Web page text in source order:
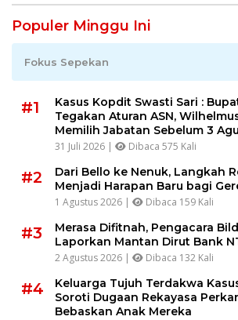
Populer Minggu Ini
Fokus Sepekan
#1
Kasus Kopdit Swasti Sari :
Tegakan Aturan ASN,
Memilih Jabatan Sebelum 3
31 Juli 2026 | Dibaca 575 Kali
#2
Dari Bello ke Nenuk, Langkah
Menjadi Harapan Baru bagi
1 Agustus 2026 | Dibaca 159 Kali
#3
Merasa Difitnah, Pengacara
Laporkan Mantan Dirut Bank
2 Agustus 2026 | Dibaca 132 Kali
#4
Keluarga Tujuh Terdakwa
Soroti Dugaan Rekayasa
Bebaskan Anak Mereka